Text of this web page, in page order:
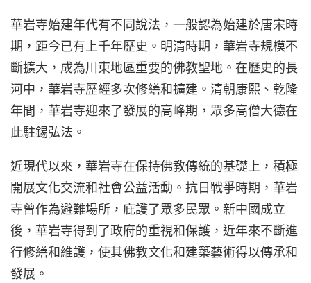
華岩寺始建年代有不同說法，一般認為始建於唐宋時
期，距今已有上千年歷史。明清時期，華岩寺規模不
斷擴大，成為川東地區重要的佛教聖地。在歷史的長
河中，華岩寺歷經多次修繕和擴建。清朝康熙、乾隆
年間，華岩寺迎來了發展的高峰期，眾多高僧大德在
此駐錫弘法。
近現代以來，華岩寺在保持佛教傳統的基礎上，積極
開展文化交流和社會公益活動。抗日戰爭時期，華岩
寺曾作為避難場所，庇護了眾多民眾。新中國成立
後，華岩寺得到了政府的重視和保護，近年來不斷進
行修繕和維護，使其佛教文化和建築藝術得以傳承和
發展。